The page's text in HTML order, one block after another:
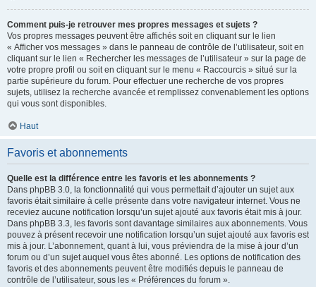
Comment puis-je retrouver mes propres messages et sujets ?
Vos propres messages peuvent être affichés soit en cliquant sur le lien
« Afficher vos messages » dans le panneau de contrôle de l’utilisateur, soit en
cliquant sur le lien « Rechercher les messages de l’utilisateur » sur la page de
votre propre profil ou soit en cliquant sur le menu « Raccourcis » situé sur la
partie supérieure du forum. Pour effectuer une recherche de vos propres
sujets, utilisez la recherche avancée et remplissez convenablement les options
qui vous sont disponibles.
Haut
Favoris et abonnements
Quelle est la différence entre les favoris et les abonnements ?
Dans phpBB 3.0, la fonctionnalité qui vous permettait d’ajouter un sujet aux
favoris était similaire à celle présente dans votre navigateur internet. Vous ne
receviez aucune notification lorsqu’un sujet ajouté aux favoris était mis à jour.
Dans phpBB 3.3, les favoris sont davantage similaires aux abonnements. Vous
pouvez à présent recevoir une notification lorsqu’un sujet ajouté aux favoris est
mis à jour. L’abonnement, quant à lui, vous préviendra de la mise à jour d’un
forum ou d’un sujet auquel vous êtes abonné. Les options de notification des
favoris et des abonnements peuvent être modifiés depuis le panneau de
contrôle de l’utilisateur, sous les « Préférences du forum ».